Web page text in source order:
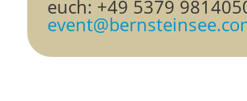
euch: +49 5379